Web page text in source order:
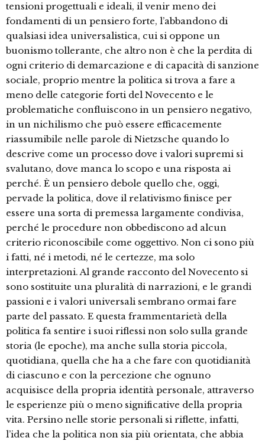
tensioni progettuali e ideali, il venir meno dei
fondamenti di un pensiero forte, l’abbandono di
qualsiasi idea universalistica, cui si oppone un
buonismo tollerante, che altro non è che la perdita di
ogni criterio di demarcazione e di capacità di sanzione
sociale, proprio mentre la politica si trova a fare a
meno delle categorie forti del Novecento e le
problematiche confluiscono in un pensiero negativo,
in un nichilismo che può essere efficacemente
riassumibile nelle parole di Nietzsche quando lo
descrive come un processo dove i valori supremi si
svalutano, dove manca lo scopo e una risposta ai
perché. È un pensiero debole quello che, oggi,
pervade la politica, dove il relativismo finisce per
essere una sorta di premessa largamente condivisa,
perché le procedure non obbediscono ad alcun
criterio riconoscibile come oggettivo. Non ci sono più
i fatti, né i metodi, né le certezze, ma solo
interpretazioni. Al grande racconto del Novecento si
sono sostituite una pluralità di narrazioni, e le grandi
passioni e i valori universali sembrano ormai fare
parte del passato. E questa frammentarietà della
politica fa sentire i suoi riflessi non solo sulla grande
storia (le epoche), ma anche sulla storia piccola,
quotidiana, quella che ha a che fare con quotidianità
di ciascuno e con la percezione che ognuno
acquisisce della propria identità personale, attraverso
le esperienze più o meno significative della propria
vita. Persino nelle storie personali si riflette, infatti,
l’idea che la politica non sia più orientata, che abbia